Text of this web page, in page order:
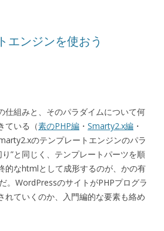
エンジンを使おう
仕組みと、そのパラダイムについて何
ている（素のPHP編 ・ Smarty2.x編 ・
のテンプレートエンジンのパラ
”と同じく、テンプレートパーツを順
的なhtmlとして成形するのが、かの有
。WordPressのサイトがPHPプログラ
れていくのか、入門編的な要素も絡め